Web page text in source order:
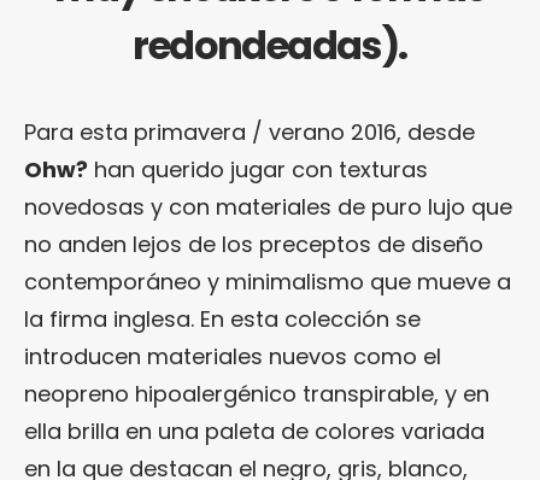
redondeadas).
Para esta primavera / verano 2016, desde
Ohw? han querido jugar con texturas
novedosas y con materiales de puro lujo que
no anden lejos de los preceptos de diseño
contemporáneo y minimalismo que mueve a
la firma inglesa. En esta colección se
introducen materiales nuevos como el
neopreno hipoalergénico transpirable, y en
ella brilla en una paleta de colores variada
en la que destacan el negro, gris, blanco,